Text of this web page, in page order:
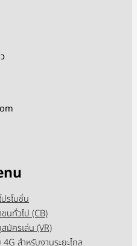
ปรโมชั่น
นทั่วไป (CB)
มัครเล่น (VR)
สำหรับงานระยะไกล